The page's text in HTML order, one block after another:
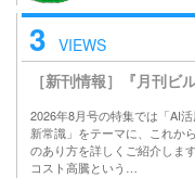
3 VIEWS
［新刊情報］『月刊
2026年8月号の特集では「AI
新常識」をテーマに、これか
のあり方を詳しくご紹介しま
コスト高騰という…